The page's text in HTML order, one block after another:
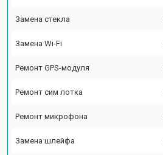
Замена стекла
Замена Wi-Fi
Ремонт GPS-модуля
Ремонт сим лотка
Ремонт микрофона
Замена шлейфа